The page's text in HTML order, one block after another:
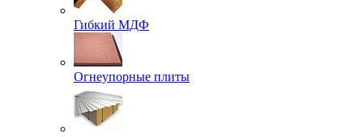
Гибкий МДФ
Огнеупорные плиты